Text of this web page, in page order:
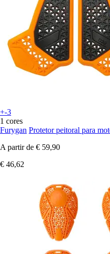
+-3
1 cores
Furygan Protetor peitoral para
A partir de € 59,90
€ 46,62